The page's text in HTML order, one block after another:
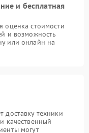
и бесплатная
оценка стоимости
и возможность
или онлайн на
доставку техники
качественный
могут